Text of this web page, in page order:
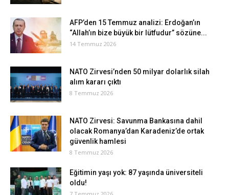
AFP’den 15 Temmuz analizi: Erdoğan’ın
“Allah’ın bize büyük bir lütfudur” sözüne...
14 Temmuz 2026
NATO Zirvesi’nden 50 milyar dolarlık silah
alım kararı çıktı
8 Temmuz 2026
NATO Zirvesi: Savunma Bankasına dahil
olacak Romanya’dan Karadeniz’de ortak
güvenlik hamlesi
8 Temmuz 2026
Eğitimin yaşı yok: 87 yaşında üniversiteli
oldu!